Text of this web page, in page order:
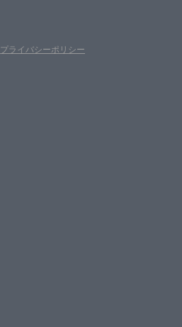
プライバシーポリシー